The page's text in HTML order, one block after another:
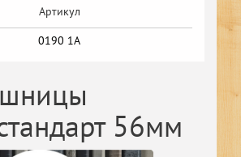
Артикул
0190 1A
56мм